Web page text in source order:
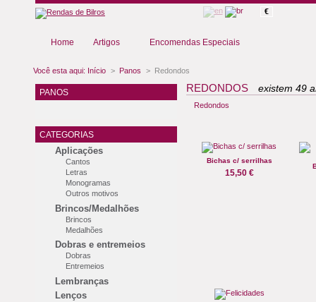
€
Home Artigos Encomendas Especiais
PANOS
CATEGORIAS
Aplicações
Cantos
Letras
Monogramas
Outros motivos
Brincos/Medalhões
Brincos
Medalhões
Dobras e entremeios
Dobras
Entremeios
Lembranças
Lenços
Você esta aqui: Início > Panos > Redondos
REDONDOS existem 49
Redondos
Bichas c/ serrilhas
15,50 €